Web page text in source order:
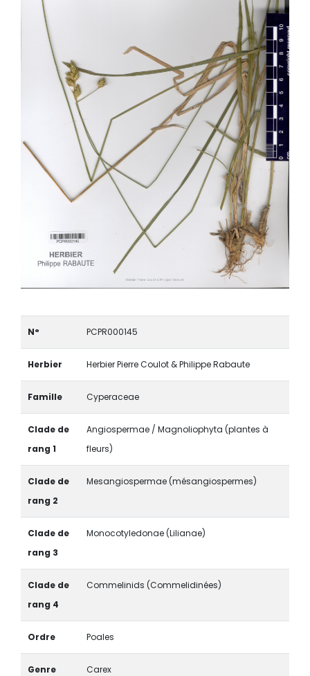
N° PCPR000145
Herbier Herbier Pierre Coulot & Philippe Rabaute
Famille Cyperaceae
Clade de
rang 1
Angiospermae / Magnoliophyta (plantes à
fleurs)
Clade de
rang 2
Mesangiospermae (mésangiospermes)
Clade de
rang 3
Monocotyledonae (Lilianae)
Clade de
rang 4
Commelinids (Commelidinées)
Ordre Poales
Genre Carex